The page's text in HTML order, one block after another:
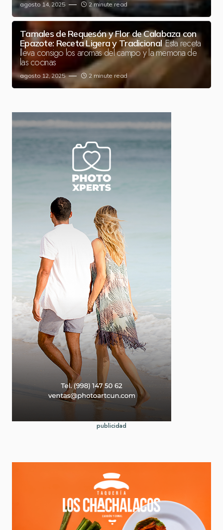
agosto 14, 2025 2 minute read
Tamales de Requesón y Flor de Calabaza con
Epazote: Receta Ligera y Tradicional Esta receta
lleva consigo los aromas del campo y la memoria de
las cocinas
agosto 12, 2025 2 minute read
publicidad